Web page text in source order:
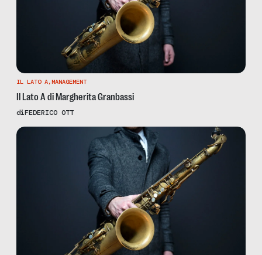
IL LATO A,MANAGEMENT
Il Lato A di Margherita Granbassi
diFEDERICO OTT